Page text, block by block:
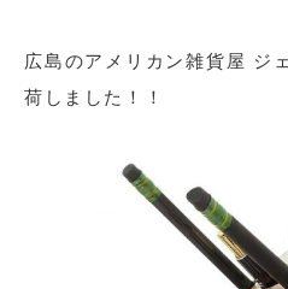
広島のアメリカン雑貨屋 ジ
荷しました！！